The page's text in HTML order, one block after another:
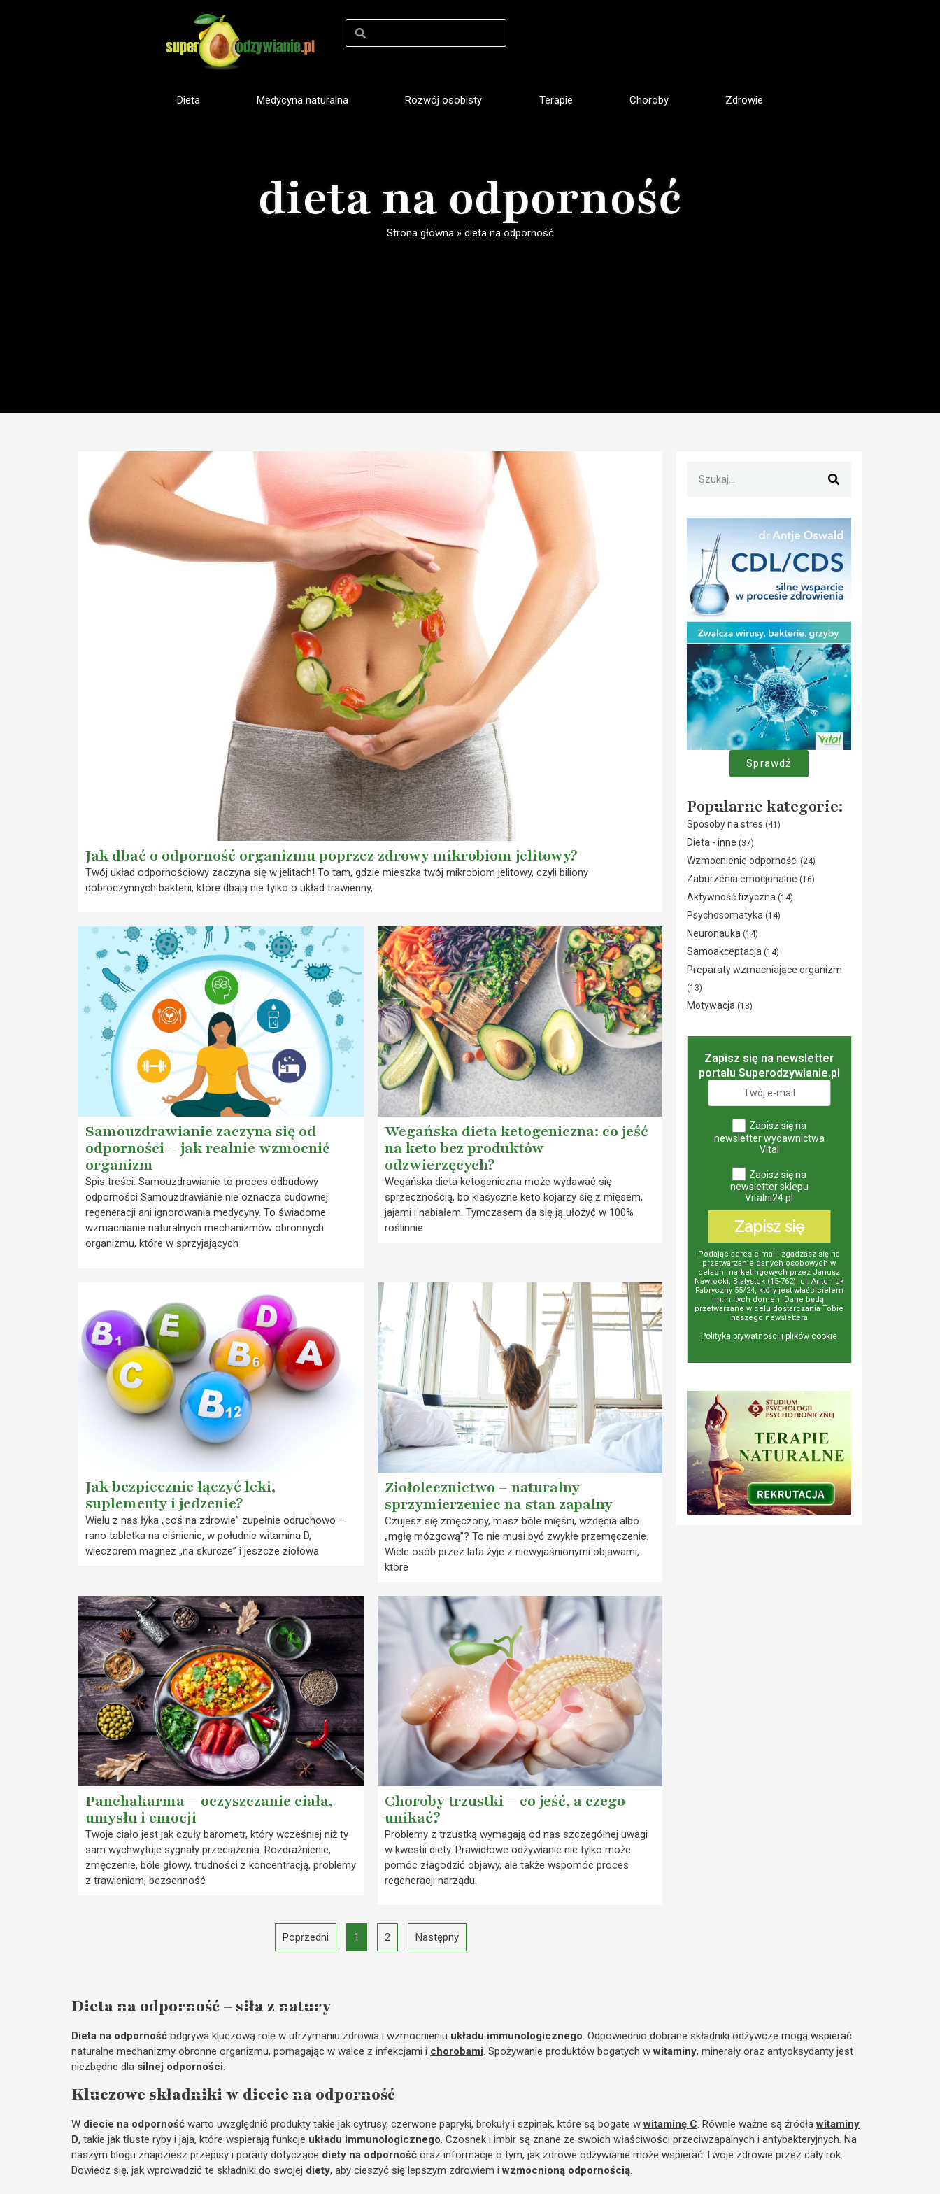
Dieta Medycyna naturalna Rozwój osobisty Terapie Choroby Zdrowie
dieta na odporność
Strona główna» dieta na odporność
Jak dbać o odporność organizmu poprzez zdrowy mikrobiom jelitowy?
Twój układ odpornościowy zaczyna się w jelitach! To tam, gdzie mieszka twój mikrobiom jelitowy, czyli biliony
dobroczynnych bakterii, które dbają nie tylko o układ trawienny,
Samouzdrawianie zaczyna się od
odporności – jak realnie wzmocnić
organizm
Spis treści: Samouzdrawianie to proces odbudowy
odporności Samouzdrawianie nie oznacza cudownej
regeneracji ani ignorowania medycyny. To świadome
wzmacnianie naturalnych mechanizmów obronnych
organizmu, które w sprzyjających
Wegańska dieta ketogeniczna: co jeść
na keto bez produktów
odzwierzęcych?
Wegańska dieta ketogeniczna może wydawać się
sprzecznością, bo klasyczne keto kojarzy się z mięsem,
jajami i nabiałem. Tymczasem da się ją ułożyć w 100%
roślinnie.
Jak bezpiecznie łączyć leki,
suplementy i jedzenie?
Wielu z nas łyka „coś na zdrowie” zupełnie odruchowo –
rano tabletka na ciśnienie, w południe witamina D,
wieczorem magnez „na skurcze” i jeszcze ziołowa
Ziołolecznictwo – naturalny
sprzymierzeniec na stan zapalny
Czujesz się zmęczony, masz bóle mięśni, wzdęcia albo
„mgłę mózgową”? To nie musi być zwykłe przemęczenie.
Wiele osób przez lata żyje z niewyjaśnionymi objawami,
które
Panchakarma – oczyszczanie ciała,
umysłu i emocji
Twoje ciało jest jak czuły barometr, który wcześniej niż ty
sam wychwytuje sygnały przeciążenia. Rozdrażnienie,
zmęczenie, bóle głowy, trudności z koncentracją, problemy
z trawieniem, bezsenność
Choroby trzustki – co jeść, a czego
unikać?
Problemy z trzustką wymagają od nas szczególnej uwagi
w kwestii diety. Prawidłowe odżywianie nie tylko może
pomóc złagodzić objawy, ale także wspomóc proces
regeneracji narządu.
Poprzedni 1 2 Następny
Sprawdź
Popularne kategorie:
Sposoby na stres (41)
Dieta - inne (37)
Wzmocnienie odporności (24)
Zaburzenia emocjonalne (16)
Aktywność fizyczna (14)
Psychosomatyka (14)
Neuronauka (14)
Samoakceptacja (14)
Preparaty wzmacniające organizm
(13)
Motywacja (13)
Zapisz się na newsletter
portalu Superodzywianie.pl
Zapisz się na
newsletter wydawnictwa
Vital
Zapisz się na
newsletter sklepu
Vitalni24.pl
Zapisz się
Podając adres e-mail, zgadzasz się na
przetwarzanie danych osobowych w
celach marketingowych przez Janusz
Nawrocki, Białystok (15-762), ul. Antoniuk
Fabryczny 55/24, który jest właścicielem
m.in. tych domen. Dane będą
przetwarzane w celu dostarczania Tobie
naszego newslettera
Polityka prywatności i plików cookie
Dieta na odporność – siła z natury
Dieta na odporność odgrywa kluczową rolę w utrzymaniu zdrowia i wzmocnieniu układu immunologicznego. Odpowiednio dobrane składniki odżywcze mogą wspierać
naturalne mechanizmy obronne organizmu, pomagając w walce z infekcjami i chorobami. Spożywanie produktów bogatych wwitaminy, minerały oraz antyoksydanty jest
niezbędne dla silnej odporności.
Kluczowe składniki w diecie na odporność
W diecie na odporność warto uwzględnić produkty takie jak cytrusy, czerwone papryki, brokuły i szpinak, które są bogate wwitaminę C. Równie ważne są źródławitaminy
D, takie jak tłuste ryby i jaja, które wspierają funkcje układu immunologicznego. Czosnek i imbir są znane ze swoich właściwości przeciwzapalnych i antybakteryjnych. Na
naszym blogu znajdziesz przepisy i porady dotyczące diety na odporność oraz informacje o tym, jak zdrowe odżywianie może wspierać Twoje zdrowie przez cały rok.
Dowiedz się, jak wprowadzić te składniki do swojej diety, aby cieszyć się lepszym zdrowiem iwzmocnioną odpornością.